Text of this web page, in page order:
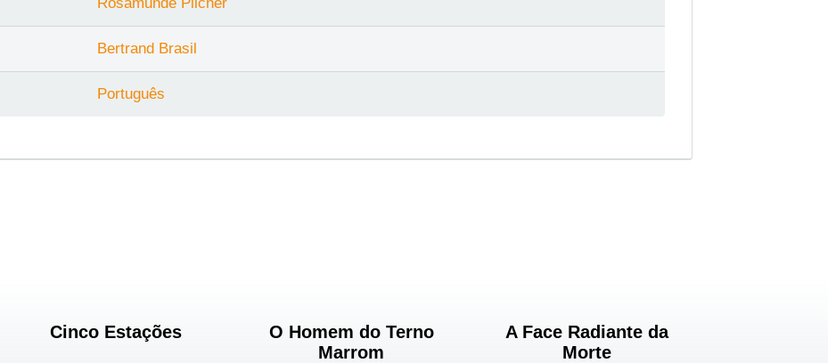
Bertrand Brasil
Português
Cinco Estações
O Homem do Terno
Marrom
A Face Radiante da
Morte